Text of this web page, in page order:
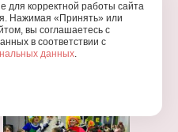
для корректной работы сайта
Нажимая «Принять» или
вы соглашаетесь с
в соответствии с
данных.